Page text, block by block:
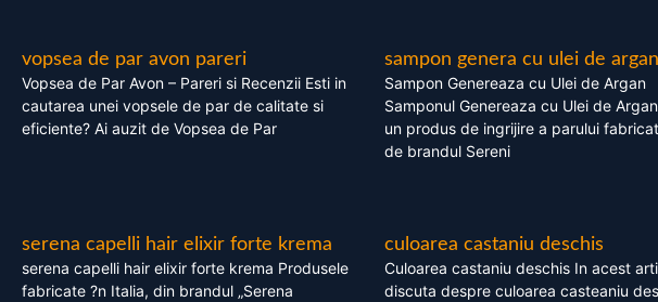
vopsea de par avon pareri
Vopsea de Par Avon – Pareri si Recenzii Esti in
cautarea unei vopsele de par de calitate si
eficiente? Ai auzit de Vopsea de Par
sampon genera cu ulei de argan
Sampon Genereaza cu Ulei de Argan
Samponul Genereaza cu Ulei de
un produs de ingrijire a parului
de brandul Sereni
serena capelli hair elixir forte krema
serena capelli hair elixir forte krema Produsele
fabricate ?n Italia, din brandul „Serena
culoarea castaniu deschis
Culoarea castaniu deschis In acest
discuta despre culoarea casteaniu